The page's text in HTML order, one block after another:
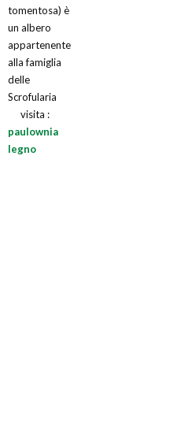
tomentosa) è
un albero
appartenente
alla famiglia
delle
Scrofularia
visita :
paulownia
legno